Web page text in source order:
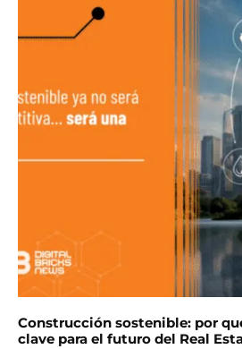
Construcción sostenible: por
clave para el futuro del Real